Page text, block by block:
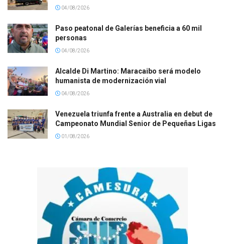
04/08/2026
Paso peatonal de Galerías beneficia a 60 mil
personas
04/08/2026
Alcalde Di Martino: Maracaibo será modelo
humanista de modernización vial
04/08/2026
Venezuela triunfa frente a Australia en debut de
Campeonato Mundial Senior de Pequeñas Ligas
01/08/2026